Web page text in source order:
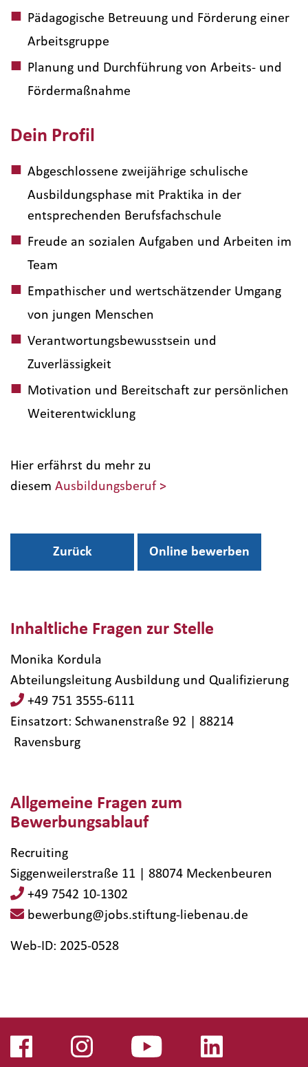
Pädagogische Betreuung und Förderung einer
Arbeitsgruppe
Planung und Durchführung von Arbeits- und
Fördermaßnahme
Dein Profil
Abgeschlossene zweijährige schulische
Ausbildungsphase mit Praktika in der
entsprechenden Berufsfachschule
Freude an sozialen Aufgaben und Arbeiten im
Team
Empathischer und wertschätzender Umgang
von jungen Menschen
Verantwortungsbewusstsein und
Zuverlässigkeit
Motivation und Bereitschaft zur persönlichen
Weiterentwicklung
Hier erfährst du mehr zu
diesem Ausbildungsberuf >
Inhaltliche Fragen zur Stelle
Monika Kordula
Abteilungsleitung Ausbildung und Qualifizierung
+49 751 3555-6111
Einsatzort: Schwanenstraße 92 | 88214​
Ravensburg
Allgemeine Fragen zum
Bewerbungsablauf
Recruiting
Siggenweilerstraße 11 | 88074 Meckenbeuren
+49 7542 10-1302
bewerbung@jobs.stiftung-liebenau.de
Web-ID: 2025-0528
Zurück Online bewerben